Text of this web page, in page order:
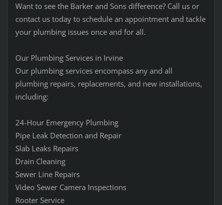
Want to see the Barker and Sons difference? Call us or
contact us today to schedule an appointment and tackle
your plumbing issues once and for all.
Our Plumbing Services in Irvine
Our plumbing services encompass any and all
plumbing repairs, replacements, and new installations,
including:
24-Hour Emergency Plumbing
Pipe Leak Detection and Repair
Slab Leaks Repairs
Drain Cleaning
Sewer Line Repairs
Video Sewer Camera Inspections
Rooter Service